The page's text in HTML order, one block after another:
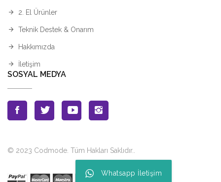
2. El Ürünler
Teknik Destek & Onarım
Hakkımızda
İletişim
SOSYAL MEDYA
© 2023 Codmode. Tüm Hakları Saklıdır.
Whatsapp İletişim